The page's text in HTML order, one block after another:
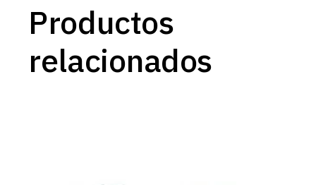
Productos
relacionados